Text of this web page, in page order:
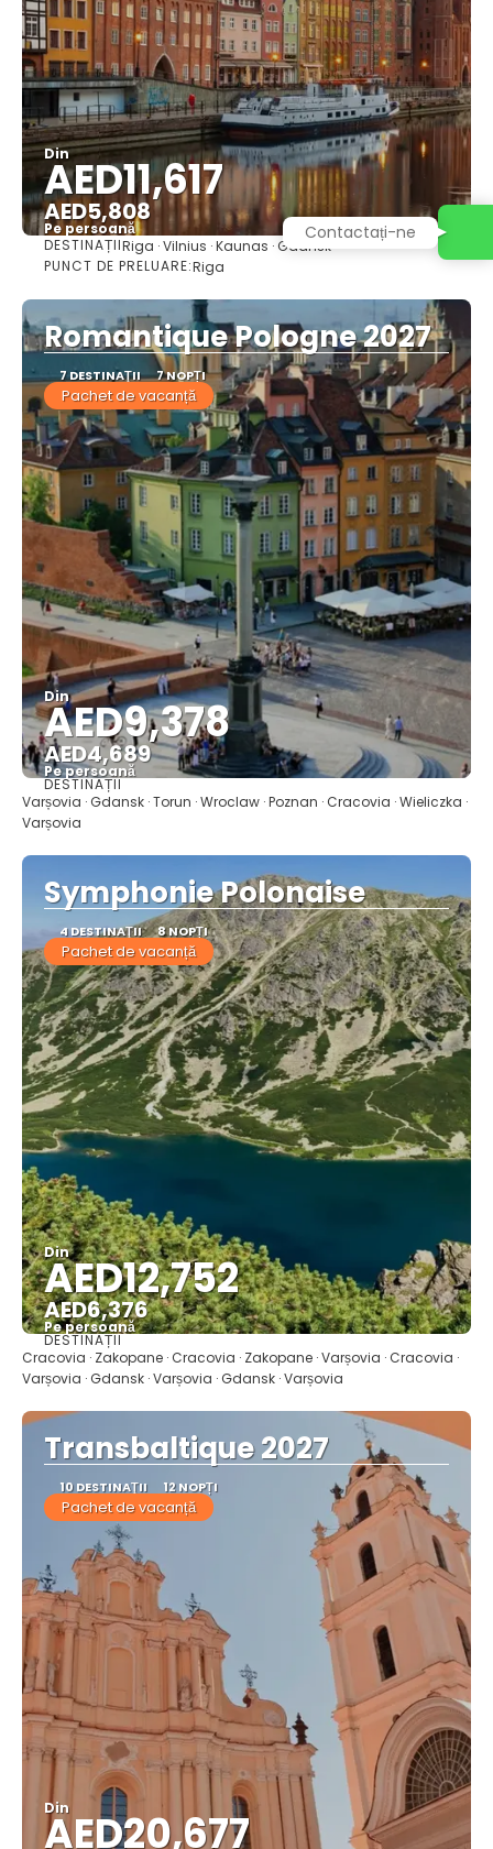
Din
AED11,617
AED5,808
Pe persoană
Vedea
DESTINAȚIIRiga · Vilnius · Kaunas · Gdansk
PUNCT DE PRELUARE:Riga
Romantique Pologne 2027
7 DESTINAŢII 7 NOPȚI
Pachet de vacanță
Din
AED9,378
AED4,689
Pe persoană
Vedea
DESTINAȚII
Varșovia · Gdansk · Torun · Wroclaw · Poznan · Cracovia · Wieliczka ·
Varșovia
Symphonie Polonaise
4 DESTINAŢII 8 NOPȚI
Pachet de vacanță
Din
AED12,752
AED6,376
Pe persoană
Vedea
DESTINAȚII
Cracovia · Zakopane · Cracovia · Zakopane · Varșovia · Cracovia ·
Varșovia · Gdansk · Varșovia · Gdansk · Varșovia
Transbaltique 2027
10 DESTINAŢII 12 NOPȚI
Pachet de vacanță
Din
AED20,677
Contactați-ne